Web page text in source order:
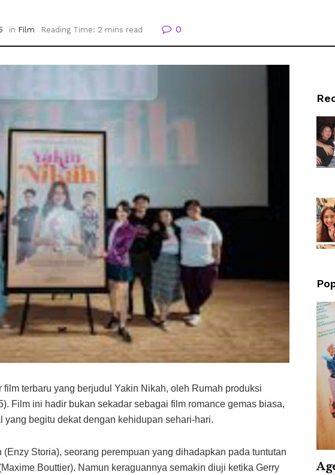
in Film Reading Time: 2 mins read 0
terbaru yang berjudul Yakin Nikah, oleh Rumah produksi
Film ini hadir bukan sekadar sebagai film romance gemas biasa,
begitu dekat dengan kehidupan sehari-hari.
Storia), seorang perempuan yang dihadapkan pada tuntutan
Bouttier). Namun keraguannya semakin diuji ketika Gerry